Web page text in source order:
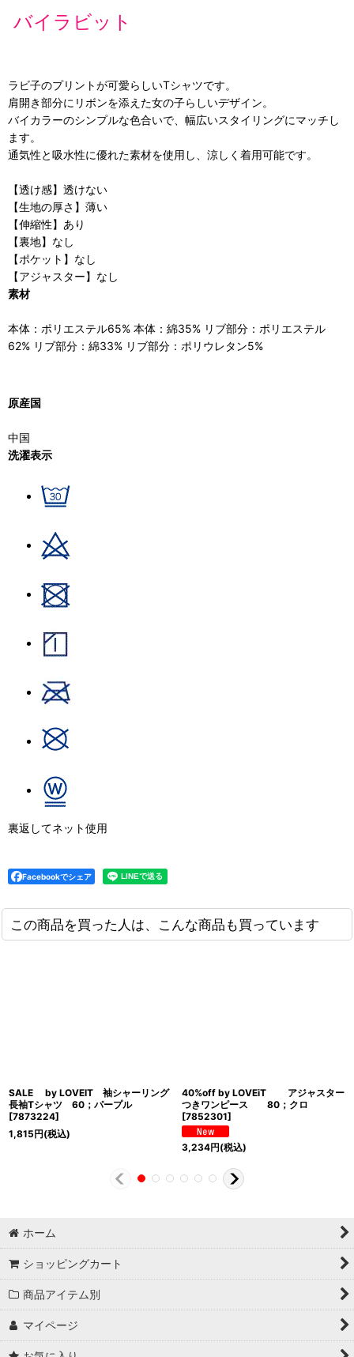
バイラビット
ラビ子のプリントが可愛らしいTシャツです。
肩開き部分にリボンを添えた女の子らしいデザイン。
バイカラーのシンプルな色合いで、幅広いスタイリングにマッチし
ます。
通気性と吸水性に優れた素材を使用し、涼しく着用可能です。
【透け感】透けない
【生地の厚さ】薄い
【伸縮性】あり
【裏地】なし
【ポケット】なし
【アジャスター】なし
素材
本体：ポリエステル65% 本体：綿35% リブ部分：ポリエステル
62% リブ部分：綿33% リブ部分：ポリウレタン5%
原産国
中国
洗濯表示
裏返してネット使用
Facebookでシェア
この商品を買った人は、こんな商品も買っています
SALE by LOVEIT 袖シャーリング
長袖Tシャツ 60；パープル
[7873224]
1,815円(税込)
40%off by LOVEiT アジャスター
つきワンピース 80；クロ
[7852301]
3,234円(税込)
ホーム
ショッピングカート
商品アイテム別
マイページ